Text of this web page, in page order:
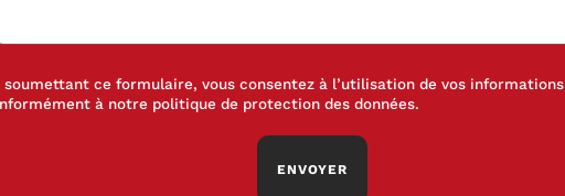
soumettant ce formulaire, vous consentez à l’utilisation de vos informations
à notre politique de protection des données.